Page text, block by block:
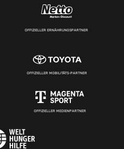
OFFIZIELLER ERNÄHRUNGSPARTNER
OFFIZIELLER MOBILITÄTS-PARTNER
OFFIZIELLER MEDIENPARTNER